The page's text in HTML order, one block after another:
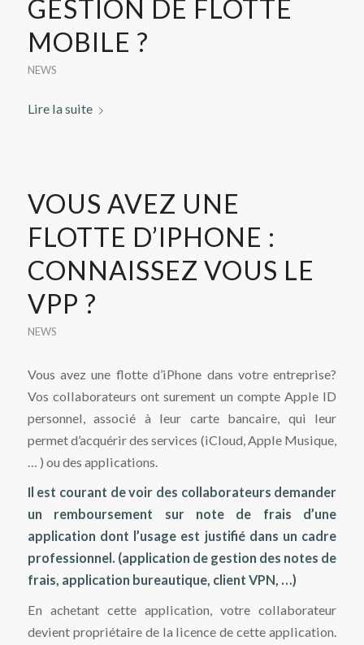
GESTION DE FLOTTE
MOBILE ?
NEWS
Lire la suite
VOUS AVEZ UNE
FLOTTE D’IPHONE :
CONNAISSEZ VOUS LE
VPP ?
NEWS
Vous avez une flotte d’iPhone dans votre entreprise?
Vos collaborateurs ont surement un compte Apple ID
personnel, associé à leur carte bancaire, qui leur
permet d’acquérir des services (iCloud, Apple Musique,
… ) ou des applications.
Il est courant de voir des collaborateurs demander
un remboursement sur note de frais d’une
application dont l’usage est justifié dans un cadre
professionnel. (application de gestion des notes de
frais, application bureautique, client VPN, …)
En achetant cette application, votre collaborateur
devient propriétaire de la licence de cette application.